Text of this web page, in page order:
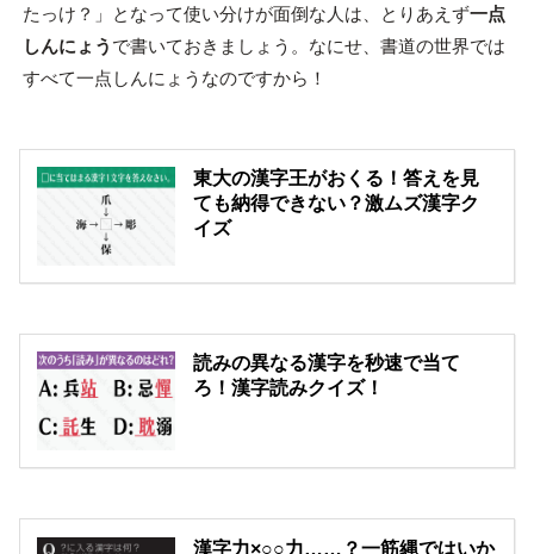
たっけ？」となって使い分けが面倒な人は、とりあえず一点
しんにょう で書いておきましょう。なにせ、書道の世界では
すべて一点しんにょうなのですから！
東大の漢字王がおくる！答えを見
ても納得できない？激ムズ漢字ク
イズ
読みの異なる漢字を秒速で当て
ろ！漢字読みクイズ！
漢字力×○○力……？一筋縄ではいか